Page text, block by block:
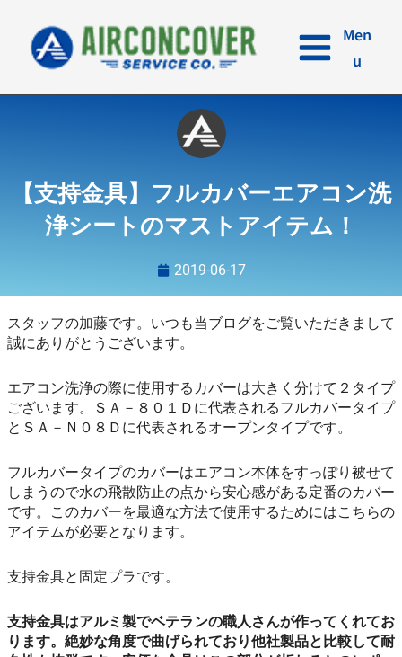
キ
Men
u
【支持金具】フルカバーエアコン洗
浄シートのマストアイテム！
2019-06-17
スタッフの加藤です。いつも当ブログをご覧いただきまして
誠にありがとうございます。
エアコン洗浄の際に使用するカバーは大きく分けて２タイプ
ございます。ＳＡ－８０１Ｄに代表されるフルカバータイプ
とＳＡ－Ｎ０８Ｄに代表されるオープンタイプです。
フルカバータイプのカバーはエアコン本体をすっぽり被せて
しまうので水の飛散防止の点から安心感がある定番のカバー
です。このカバーを最適な方法で使用するためにはこちらの
アイテムが必要となります。
支持金具と固定プラです。
支持金具はアルミ製でベテランの職人さんが作ってくれてお
ります。絶妙な角度で曲げられており他社製品と比較して耐